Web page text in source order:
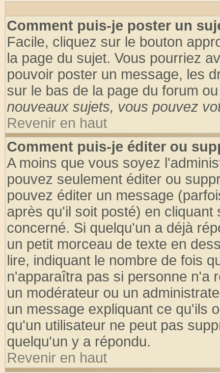
Comment puis-je poster un
Facile, cliquez sur le bouton
la page du sujet. Vous pourriez
pouvoir poster un message, les
sur le bas de la page du forum
nouveaux sujets, vous pouvez
Revenir en haut
Comment puis-je éditer ou
A moins que vous soyez
pouvez seulement éditer ou
pouvez éditer un message
après qu'il soit posté) en
concerné. Si quelqu'un a déjà
un petit morceau de texte en
lire, indiquant le nombre de fois
n'apparaîtra pas si personne n'a
un modérateur ou un
un message expliquant ce qu'ils
qu'un utilisateur ne peut pas
quelqu'un y a répondu.
Revenir en haut